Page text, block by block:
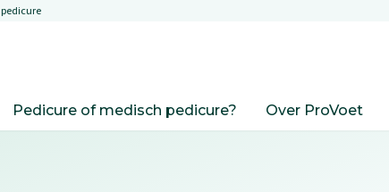
Pedicure of medisch pedicure? Over ProVoet